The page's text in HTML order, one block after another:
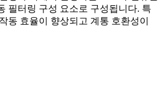
필터링 구성 요소로 구성됩니다. 특
동 효율이 향상되고 계통 호환성이